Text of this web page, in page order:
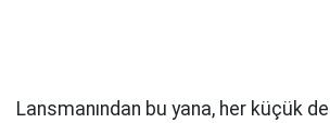
Lansmanından bu yana, her küçük